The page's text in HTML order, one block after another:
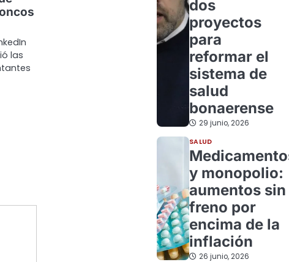
las
dos
proyectos
para
reformar el
sistema de
salud
bonaerense
29 junio, 2026
SALUD
y monopolio:
aumentos sin
freno por
encima de la
inflación
26 junio, 2026